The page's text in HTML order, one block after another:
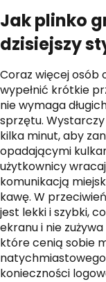
Jak plinko
dzisiejszy
Coraz więcej osób
wypełnić krótkie
nie wymaga
sprzętu.
kilka minut, aby
opadającymi
użytkownicy
komunikacją
kawę. W
jest lekki i szybki,
ekranu i nie
które cenią sobie
konieczności